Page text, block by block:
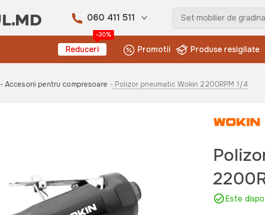
060 411 511
-30%
Reduceri Promotii Produse resigilate
- Accesorii pentru compresoare - Polizor pneumatic Wokin 2200RPM 1/4
Este